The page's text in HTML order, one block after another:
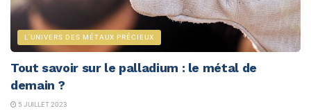
L'UNIVERS DES MÉTAUX PRÉCIEUX
Tout savoir sur le palladium : le métal de
demain ?
5 JUILLET 2023